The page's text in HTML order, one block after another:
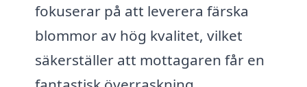
fokuserar på att leverera färska
blommor av hög kvalitet, vilket
säkerställer att mottagaren får en